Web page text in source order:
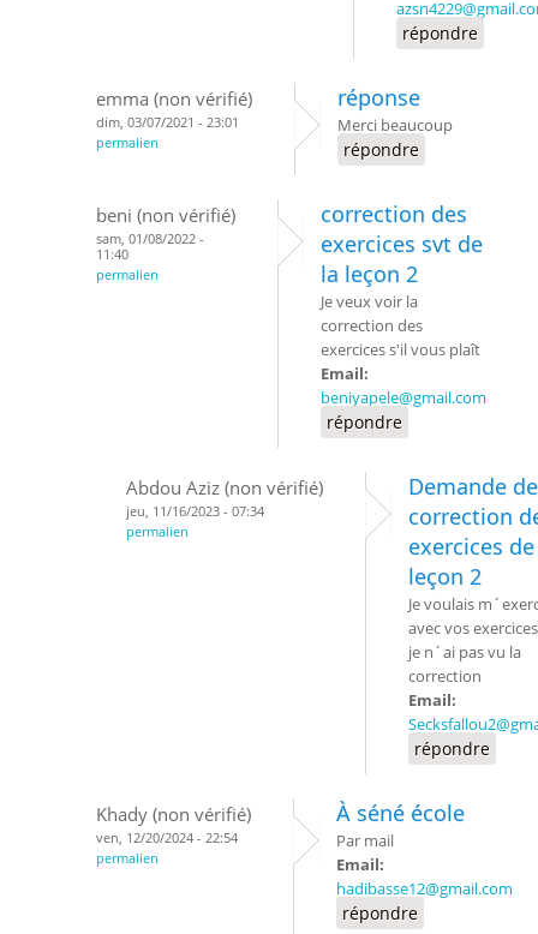
répondre
emma (non vérifié)
dim, 03/07/2021 - 23:01
permalien
réponse
Merci beaucoup
répondre
beni (non vérifié)
sam, 01/08/2022 -
11:40
permalien
correction des
exercices svt de
la leçon 2
Je veux voir la
correction des
exercices s'il vous plaît
Email:
beniyapele@gmail.com
répondre
Abdou Aziz (non vérifié)
jeu, 11/16/2023 - 07:34
permalien
Demande
correction
exercices
leçon 2
Je voulais
avec vos
je n´ai pas vu la
correction
Email:
répondre
Khady (non vérifié)
ven, 12/20/2024 - 22:54
permalien
À séné école
Par mail
Email:
hadibasse12@gmail.com
répondre